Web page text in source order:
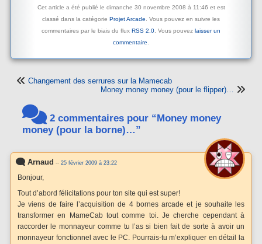
Cet article a été publié le dimanche 30 novembre 2008 à 11:46 et est
classé dans la catégorie Projet Arcade . Vous pouvez en suivre les
commentaires par le biais du flux RSS 2.0 . Vous pouvez laisser un
commentaire
Changement des serrures sur la Mamecab
Money money money (pour le flipper)…
2 commentaires pour “Money money
money (pour la borne)…”
Arnaud -- 25 février 2009 à 23:22
Bonjour,
Tout d’abord félicitations pour ton site qui est super!
Je viens de faire l’acquisition de 4 bornes arcade et je souhaite les
transformer en MameCab tout comme toi. Je cherche cependant à
raccorder le monnayeur comme tu l’as si bien fait de sorte à avoir un
monnayeur fonctionnel avec le PC. Pourrais-tu m’expliquer en détail la